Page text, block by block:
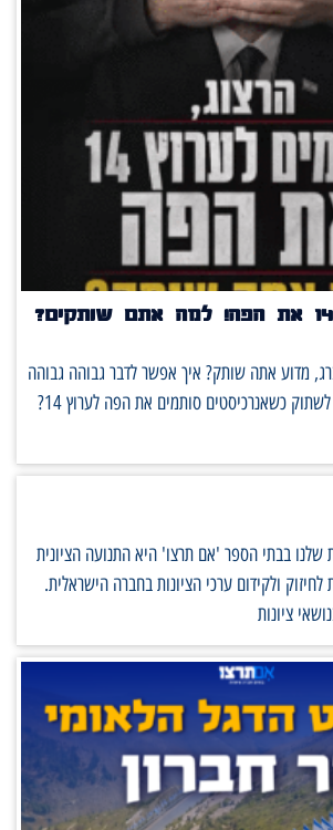
מדוע אתה שותק? איך אפשר לדבר גבוהה גבוהה
על טוהר הבחירות ומנגד לשתוק כשאנרכיסטים סותמים את הפה לערוץ 14?
שלנו בבתי הספר 'אם תרצו' היא התנועה הציונית
ולקידום ערכי הציונות בחברה הישראלית.
ציונות